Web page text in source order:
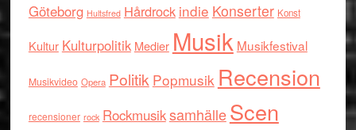
Göteborg Hultsfred Hårdrock indie Konserter Konst
Kultur Kulturpolitik Medier Musik Musikfestival
Musikvideo Opera Politik Popmusik Recension
recensioner rock RockmusiksamhälleScen